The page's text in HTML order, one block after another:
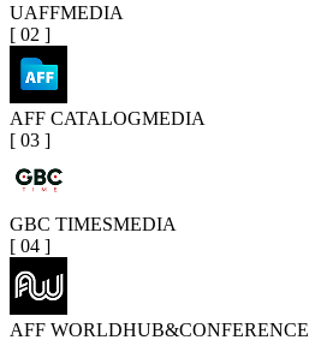
UAFFMEDIA
[ 02 ]
AFF CATALOGMEDIA
[ 03 ]
GBC TIMESMEDIA
[ 04 ]
AFF WORLDHUB&CONFERENCE